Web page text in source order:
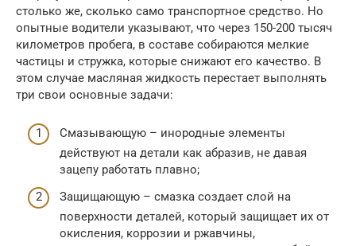
столько же, сколько само транспортное средство. Но
опытные водители указывают, что через 150-200 тысяч
километров пробега, в составе собираются мелкие
частицы и стружка, которые снижают его качество. В
этом случае масляная жидкость перестает выполнять
три свои основные задачи:
Смазывающую – инородные элементы
действуют на детали как абразив, не давая
зацепу работать плавно;
Защищающую – смазка создает слой на
поверхности деталей, который защищает их от
окисления, коррозии и ржавчины,